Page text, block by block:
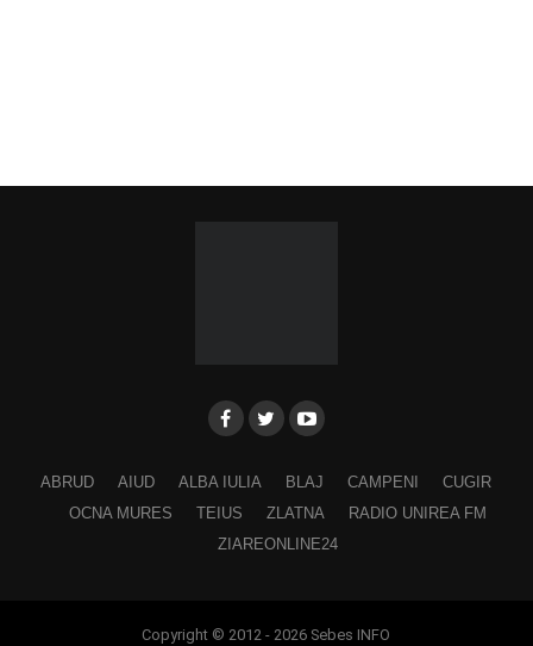
ABRUD AIUD ALBA IULIA BLAJ CAMPENI
CUGIR
OCNA MURES
TEIUS ZLATNA
RADIO UNIREA FM
ZIAREONLINE24
Copyright © 2012 - 2026 Sebes INFO